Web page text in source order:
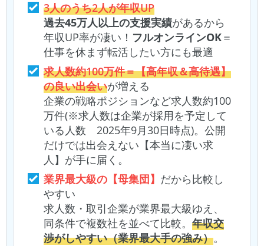
3人のうち2人が年収UP
過去45万人以上の支援実績があるから
年収UP率が凄い！ フルオンラインOK＝
仕事を休まず転活したい方にも最適
求人数約100万件＝【高年収＆高待遇】
の良い出会いが増える
企業の戦略ポジションなど求人数約100
万件(※求人数は企業が採用を予定して
いる人数 2025年9月30日時点)。公開
だけでは出会えない【本当に凄い求
人】が手に届く。
業界最大級の【母集団】 だから比較し
やすい
求人数・取引企業が業界最大級ゆえ、
同条件で複数社を並べて比較。年収交
渉がしやすい（業界最大手の強み）。